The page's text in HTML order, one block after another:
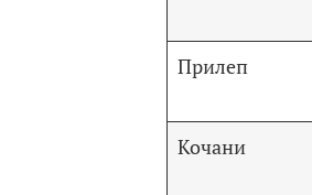
Прилеп
Кочани